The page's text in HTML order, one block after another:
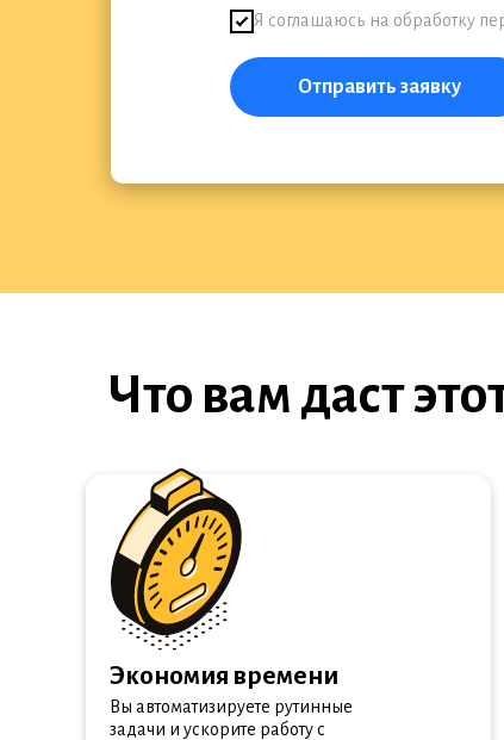
Я соглашаюсь на обработку
Отправить заявку
Экономия времени
Вы автоматизируете рутинные
задачи и ускорите работу с
Что вам даст